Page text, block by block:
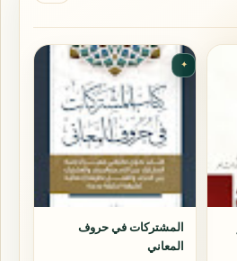
✦
المشتركات في حروف
المعاني